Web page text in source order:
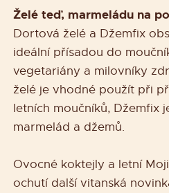
Želé teď, marmeládu na
Dortová želé a Džemfix
ideální přísadou do
vegetariány a milovníky
želé je vhodné použít při
letních moučníků, Džemfix
marmelád a džemů.
Ovocné koktejly a letní
ochutí další vitanská